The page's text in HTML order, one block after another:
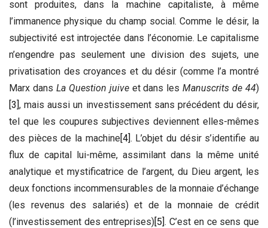
sont produites, dans la machine capitaliste, à même
l’immanence physique du champ social. Comme le désir, la
subjectivité est introjectée dans l’économie. Le capitalisme
n’engendre pas seulement une division des sujets, une
privatisation des croyances et du désir (comme l’a montré
Marx dans La Question juiveet dans lesManuscrits de 44)
[3], mais aussi un investissement sans précédent du désir,
tel que les coupures subjectives deviennent elles-mêmes
des pièces de la machine[4]. L’objet du désir s’identifie au
flux de capital lui-même, assimilant dans la même unité
analytique et mystificatrice de l’argent, du Dieu argent, les
deux fonctions incommensurables de la monnaie d’échange
(les revenus des salariés) et de la monnaie de crédit
(l’investissement des entreprises)[5]. C’est en ce sens que